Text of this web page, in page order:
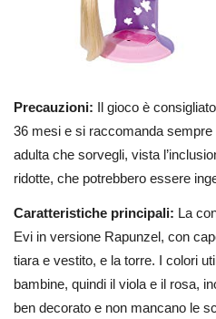
Precauzioni: Il gioco è
36 mesi e si raccomanda
adulta che sorvegli, vista
ridotte, che potrebbero essere
Caratteristiche principali: La
Evi in versione Rapunzel, con
tiara e vestito, e la torre. I colori
bambine, quindi il viola e il rosa,
ben decorato e non mancano le